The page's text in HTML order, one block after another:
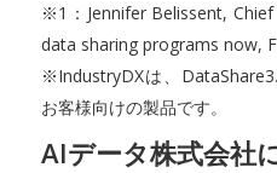
※1：Jennifer Belissent,
data sharing programs now,
※IndustryDXは、
お客様向けの製品です。
AIデータ株式会社